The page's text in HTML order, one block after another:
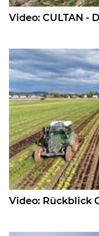
Video: CULTAN -
Video: Rückblick